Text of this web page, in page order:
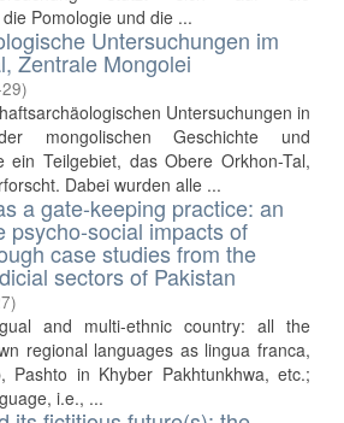
Pomologie und die ...
Untersuchungen im
Zentrale Mongolei
)
Untersuchungen in
mongolischen Geschichte und
ein Teilgebiet, das Obere Orkhon-Tal,
Dabei wurden alle ...
a gate-keeping practice: an
psycho-social impacts of
case studies from the
sectors of Pakistan
)
and multi-ethnic country: all the
regional languages as lingua franca,
Pashto in Khyber Pakhtunkhwa, etc.;
i.e., ...